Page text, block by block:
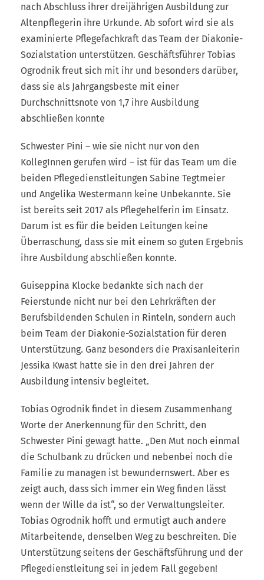
nach Abschluss ihrer dreijährigen Ausbildung zur
Altenpflegerin ihre Urkunde. Ab sofort wird sie als
examinierte Pflegefachkraft das Team der Diakonie-
Sozialstation unterstützen. Geschäftsführer Tobias
Ogrodnik freut sich mit ihr und besonders darüber,
dass sie als Jahrgangsbeste mit einer
Durchschnittsnote von 1,7 ihre Ausbildung
abschließen konnte
Schwester Pini – wie sie nicht nur von den
KollegInnen gerufen wird – ist für das Team um die
beiden Pflegedienstleitungen Sabine Tegtmeier
und Angelika Westermann keine Unbekannte. Sie
ist bereits seit 2017 als Pflegehelferin im Einsatz.
Darum ist es für die beiden Leitungen keine
Überraschung, dass sie mit einem so guten Ergebnis
ihre Ausbildung abschließen konnte.
Guiseppina Klocke bedankte sich nach der
Feierstunde nicht nur bei den Lehrkräften der
Berufsbildenden Schulen in Rinteln, sondern auch
beim Team der Diakonie-Sozialstation für deren
Unterstützung. Ganz besonders die Praxisanleiterin
Jessika Kwast hatte sie in den drei Jahren der
Ausbildung intensiv begleitet.
Tobias Ogrodnik findet in diesem Zusammenhang
Worte der Anerkennung für den Schritt, den
Schwester Pini gewagt hatte. „Den Mut noch einmal
die Schulbank zu drücken und nebenbei noch die
Familie zu managen ist bewundernswert. Aber es
zeigt auch, dass sich immer ein Weg finden lässt
wenn der Wille da ist“, so der Verwaltungsleiter.
Tobias Ogrodnik hofft und ermutigt auch andere
Mitarbeitende, denselben Weg zu beschreiten. Die
Unterstützung seitens der Geschäftsführung und der
Pflegedienstleitung sei in jedem Fall gegeben!